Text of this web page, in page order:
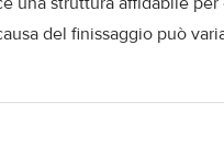
del finissaggio può